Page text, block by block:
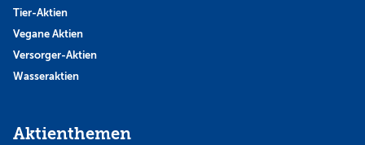
Tier-Aktien
Vegane Aktien
Versorger-Aktien
Wasseraktien
Aktienthemen